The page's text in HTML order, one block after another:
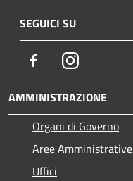
SEGUICI SU
FacebookInstagram
AMMINISTRAZIONE
Organi di Governo
Aree Amministrative
Uffici